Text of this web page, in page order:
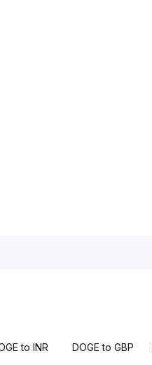
to INR DOGE to GBP